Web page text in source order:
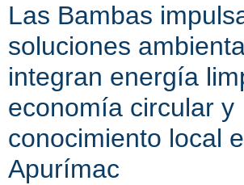
Las Bambas
soluciones
integran energía
economía circular y
conocimiento local
Apurímac